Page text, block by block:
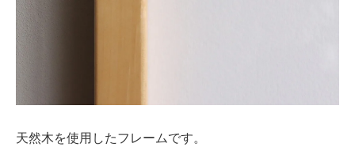
天然木を使用したフレームです。